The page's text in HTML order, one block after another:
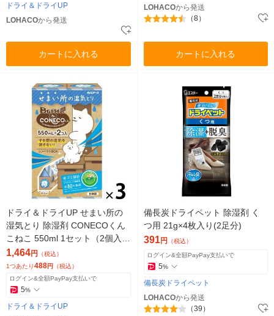
ドライ＆ドライUP
LOHACOから発送
カートに入れる
LOHACOから発送
（8）
カートに入れる
ドライ＆ドライUP せまい所の
湿気とり 除湿剤 CONECOくん
こねこ 550ml 1セット（2個入×
3箱） 白元アース
1,464円
（税込）
1つあたり488円 （税込）
ログイン&全額PayPay支払いで
5%
ドライ＆ドライUP
備長炭ドライペット 除湿剤 く
つ用 21g×4枚入り(2足分)
391円 （税込）
ログイン&全額PayPay支払いで
5%
備長炭ドライペット
LOHACOから発送
（39）